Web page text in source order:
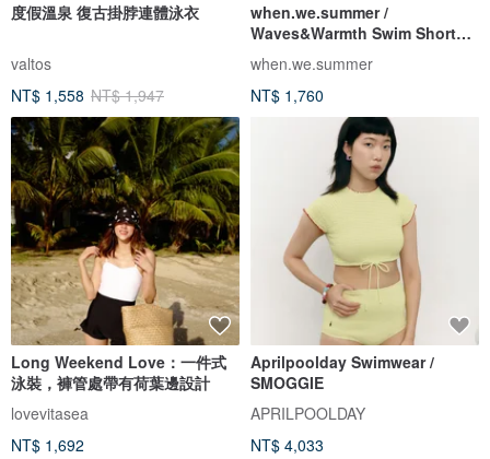
度假溫泉 復古掛脖連體泳衣
valtos
NT$ 1,558 NT$ 1,947
when.we.summer /
Waves&Warmth Swim Short
(僅褲裝)
when.we.summer
NT$ 1,760
Long Weekend Love：一件式
泳裝，褲管處帶有荷葉邊設計
lovevitasea
NT$ 1,692
Aprilpoolday Swimwear /
SMOGGIE
APRILPOOLDAY
NT$ 4,033